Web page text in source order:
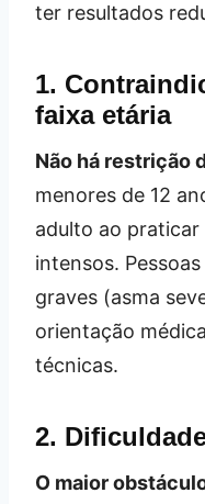
ter resultados
1.
faixa etária
Não há restrição
menores de 12
adulto ao
intensos.
graves (asma
orientação
técnicas.
2.
O maior